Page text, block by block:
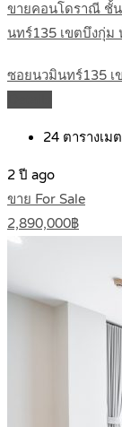
ขายคอนโดราณี ชั้น
นทร์135 เขตบึงกุ่ม
ซอยนวมินทร์135 เ
24 ตารางเม
2 ปี ago
ขาย For Sale
2,890,000฿